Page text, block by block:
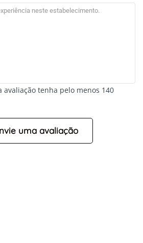
avaliação tenha pelo menos 140